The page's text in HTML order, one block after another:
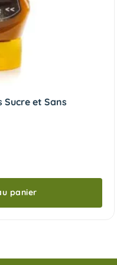
Sucre et Sans
panier